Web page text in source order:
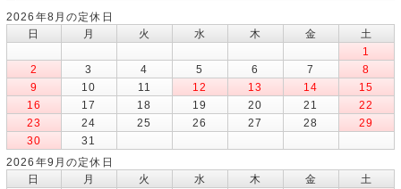
2026年8月の定休日
日
月 火 水 木 金
土
1
2
3 4 5 6 7
8
9
10 11 12 13 14
15
16
17 18 19 20 21
22
23
24 25 26 27 28
29
30
31
2026年9月の定休日
日
月 火 水 木 金
土